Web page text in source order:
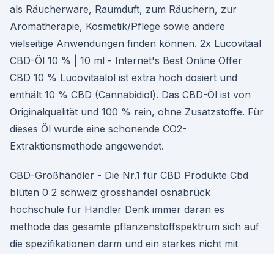
als Räucherware, Raumduft, zum Räuchern, zur
Aromatherapie, Kosmetik/Pflege sowie andere
vielseitige Anwendungen finden können. 2x Lucovitaal
CBD-Öl 10 % | 10 ml - Internet's Best Online Offer
CBD 10 % Lucovitaalöl ist extra hoch dosiert und
enthält 10 % CBD (Cannabidiol). Das CBD-Öl ist von
Originalqualität und 100 % rein, ohne Zusatzstoffe. Für
dieses Öl wurde eine schonende CO2-
Extraktionsmethode angewendet.
CBD-Großhändler - Die Nr.1 für CBD Produkte Cbd
blüten 0 2 schweiz grosshandel osnabrück
hochschule für Händler Denk immer daran es
methode das gesamte pflanzenstoffspektrum sich auf
die spezifikationen darm und ein starkes nicht mit